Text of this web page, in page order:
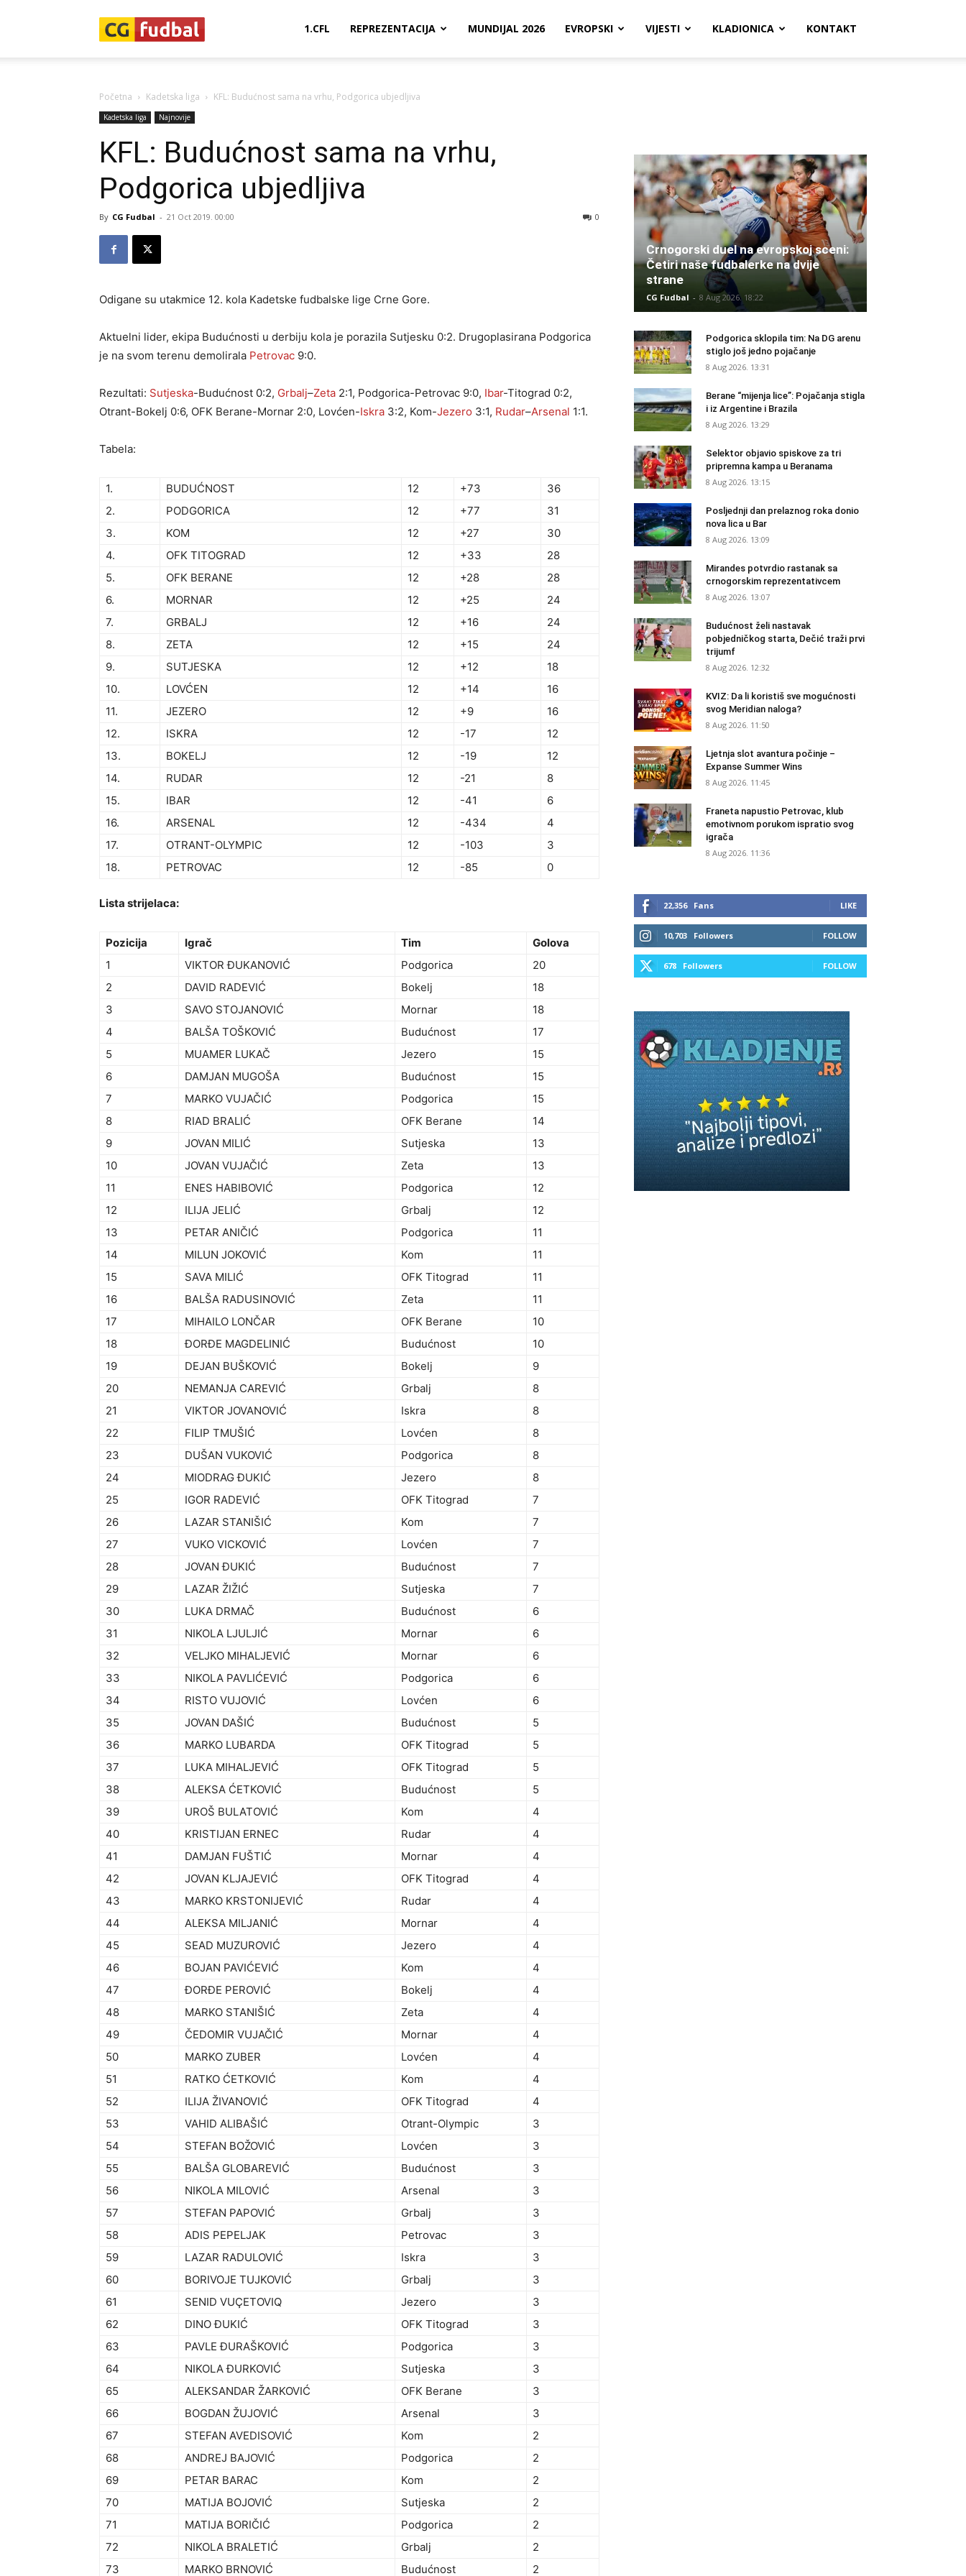
1.CFL REPREZENTACIJA MUNDIJAL 2026 EVROPSKI VIJESTI KLADIONICA KONTAKT
Početna Kadetska liga KFL: Budućnost sama na vrhu, Podgorica ubjedljiva
Kadetska liga Najnovije
KFL: Budućnost sama na vrhu,
Podgorica ubjedljiva
By CG Fudbal - 21 Oct 2019. 00:00 0
Odigane su utakmice 12. kola Kadetske fudbalske lige Crne Gore.
Aktuelni lider, ekipa Budućnosti u derbiju kola je porazila Sutjesku 0:2. Drugoplasirana Podgorica
je na svom terenu demolirala Petrovac 9:0.
Rezultati: Sutjeska-Budućnost 0:2, Grbalj–Zeta 2:1, Podgorica-Petrovac 9:0, Ibar-Titograd 0:2,
Otrant-Bokelj 0:6, OFK Berane-Mornar 2:0, Lovćen-Iskra 3:2, Kom-Jezero 3:1, Rudar–Arsenal 1:1.
Tabela:
1. BUDUĆNOST 12 +73
36
2.
PODGORICA 12 +77
31
3.
KOM 12 +27
30
4.
OFK TITOGRAD 12 +33
28
5.
OFK BERANE 12 +28
28
6.
MORNAR 12 +25
24
7.
GRBALJ 12 +16
24
8.
ZETA 12 +15
24
9.
SUTJESKA 12 +12
18
10.
LOVĆEN 12 +14
16
11.
JEZERO 12 +9
16
12.
ISKRA 12 -17
12
13.
BOKELJ 12 -19
12
14.
RUDAR 12 -21
8
15.
IBAR 12 -41
6
16.
ARSENAL 12 -434
4
17.
OTRANT-OLYMPIC 12 -103
3
18.
PETROVAC 12 -85 0
Lista strijelaca:
Pozicija Igrač Tim
Golova
1
VIKTOR ĐUKANOVIĆ Podgorica
20
2
DAVID RADEVIĆ Bokelj
18
3
SAVO STOJANOVIĆ Mornar
18
4
BALŠA TOŠKOVIĆ Budućnost
17
5
MUAMER LUKAČ Jezero
15
6
DAMJAN MUGOŠA Budućnost
15
7
MARKO VUJAČIĆ Podgorica
15
8
RIAD BRALIĆ OFK Berane
14
9
JOVAN MILIĆ Sutjeska
13
10
JOVAN VUJAČIĆ Zeta
13
11
ENES HABIBOVIĆ Podgorica
12
12
ILIJA JELIĆ Grbalj
12
13
PETAR ANIČIĆ Podgorica
11
14
MILUN JOKOVIĆ Kom
11
15
SAVA MILIĆ OFK Titograd
11
16
BALŠA RADUSINOVIĆ Zeta
11
17
MIHAILO LONČAR OFK Berane
10
18
ĐORĐE MAGDELINIĆ Budućnost
10
19
DEJAN BUŠKOVIĆ Bokelj
9
20
NEMANJA CAREVIĆ Grbalj
8
21
VIKTOR JOVANOVIĆ Iskra
8
22
FILIP TMUŠIĆ Lovćen
8
23
DUŠAN VUKOVIĆ Podgorica
8
24
MIODRAG ĐUKIĆ Jezero
8
25
IGOR RADEVIĆ OFK Titograd
7
26
LAZAR STANIŠIĆ Kom
7
27
VUKO VICKOVIĆ Lovćen
7
28
JOVAN ĐUKIĆ Budućnost
7
29
LAZAR ŽIŽIĆ Sutjeska
7
30
LUKA DRMAČ Budućnost
6
31
NIKOLA LJULJIĆ Mornar
6
32
VELJKO MIHALJEVIĆ Mornar
6
33
NIKOLA PAVLIĆEVIĆ Podgorica
6
34
RISTO VUJOVIĆ Lovćen
6
35
JOVAN DAŠIĆ Budućnost
5
36
MARKO LUBARDA OFK Titograd
5
37
LUKA MIHALJEVIĆ OFK Titograd
5
38
ALEKSA ĆETKOVIĆ Budućnost
5
39
UROŠ BULATOVIĆ Kom
4
40
KRISTIJAN ERNEC Rudar
4
41
DAMJAN FUŠTIĆ Mornar
4
42
JOVAN KLJAJEVIĆ OFK Titograd
4
43
MARKO KRSTONIJEVIĆ Rudar
4
44
ALEKSA MILJANIĆ Mornar
4
45
SEAD MUZUROVIĆ Jezero
4
46
BOJAN PAVIĆEVIĆ Kom
4
47
ĐORĐE PEROVIĆ Bokelj
4
48
MARKO STANIŠIĆ Zeta
4
49
ČEDOMIR VUJAČIĆ Mornar
4
50
MARKO ZUBER Lovćen
4
51
RATKO ĆETKOVIĆ Kom
4
52
ILIJA ŽIVANOVIĆ OFK Titograd
4
53
VAHID ALIBAŠIĆ Otrant-Olympic
3
54
STEFAN BOŽOVIĆ Lovćen
3
55
BALŠA GLOBAREVIĆ Budućnost
3
56
NIKOLA MILOVIĆ Arsenal
3
57
STEFAN PAPOVIĆ Grbalj
3
58
ADIS PEPELJAK Petrovac
3
59
LAZAR RADULOVIĆ Iskra
3
60
BORIVOJE TUJKOVIĆ Grbalj
3
61
SENID VUÇETOVIQ Jezero
3
62
DINO ĐUKIĆ OFK Titograd
3
63
PAVLE ĐURAŠKOVIĆ Podgorica
3
64
NIKOLA ĐURKOVIĆ Sutjeska
3
65
ALEKSANDAR ŽARKOVIĆ OFK Berane
3
66
BOGDAN ŽUJOVIĆ Arsenal
3
67
STEFAN AVEDISOVIĆ Kom
2
68
ANDREJ BAJOVIĆ Podgorica
2
69
PETAR BARAC Kom
2
70
MATIJA BOJOVIĆ Sutjeska
2
71
MATIJA BORIČIĆ Podgorica
2
72
NIKOLA BRALETIĆ Grbalj
2
73
MARKO BRNOVIĆ Budućnost 2
Crnogorski duel na evropskoj sceni:
Četiri naše fudbalerke na dvije
strane
CG Fudbal - 8 Aug 2026. 18:22
Podgorica sklopila tim: Na DG arenu
stiglo još jedno pojačanje
8 Aug 2026. 13:31
Berane “mijenja lice”: Pojačanja stigla
i iz Argentine i Brazila
8 Aug 2026. 13:29
Selektor objavio spiskove za tri
pripremna kampa u Beranama
8 Aug 2026. 13:15
Posljednji dan prelaznog roka donio
nova lica u Bar
8 Aug 2026. 13:09
Mirandes potvrdio rastanak sa
crnogorskim reprezentativcem
8 Aug 2026. 13:07
Budućnost želi nastavak
pobjedničkog starta, Dečić traži prvi
trijumf
8 Aug 2026. 12:32
KVIZ: Da li koristiš sve mogućnosti
svog Meridian naloga?
8 Aug 2026. 11:50
Ljetnja slot avantura počinje –
Expanse Summer Wins
8 Aug 2026. 11:45
Franeta napustio Petrovac, klub
emotivnom porukom ispratio svog
igrača
8 Aug 2026. 11:36
22,356 Fans LIKE
10,703 Followers FOLLOW
678 Followers FOLLOW